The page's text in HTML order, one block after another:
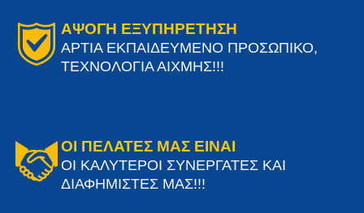
ΑΨΟΓΗ ΕΞΥΠΗΡΕΤΗΣΗ
ΑΡΤΙΑ ΕΚΠΑΙΔΕΥΜΕΝΟ ΠΡΟΣΩΠΙΚΟ,
ΤΕΧΝΟΛΟΓΙΑ ΑΙΧΜΗΣ!!!
ΟΙ ΠΕΛΑΤΕΣ ΜΑΣ ΕΙΝΑΙ
ΟΙ ΚΑΛΥΤΕΡΟΙ ΣΥΝΕΡΓΑΤΕΣ ΚΑΙ
ΔΙΑΦΗΜΙΣΤΕΣ ΜΑΣ!!!